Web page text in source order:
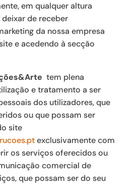
em qualquer altura
de receber
da nossa empresa
e acedendo à secção
tem plena
e tratamento a ser
dos utilizadores, que
ou que possam ser
site
exclusivamente com
os serviços oferecidos ou
comercial de
que possam ser do seu